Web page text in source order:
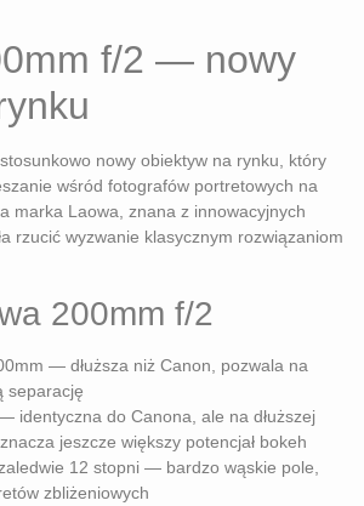
f/2 — nowy
nowy obiektyw na rynku, który
wśród fotografów portretowych na
marka Laowa, znana z innowacyjnych
rzucić wyzwanie klasycznym rozwiązaniom
200mm f/2
— dłuższa niż Canon, pozwala na
separację
identyczna do Canona, ale na dłuższej
jeszcze większy potencjał bokeh
12 stopni — bardzo wąskie pole,
zbliżeniowych